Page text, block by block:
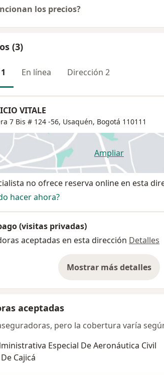
los precios?
(3)
En línea Dirección 2
VITALE
7 Bis # 124 -56, Usaquén, Bogotá 110111
Ampliarse abre en
no ofrece reserva online en esta
hacer ahora?
(visitas privadas)
aceptadas en esta dirección Detalles
Mostrar más detalles
sobre la
aceptadas
pero la cobertura varía
Especial De Aeronáutica Civil
Cajicá